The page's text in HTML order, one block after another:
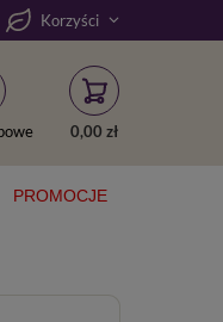
Korzyści
0,00 zł
PROMOCJE